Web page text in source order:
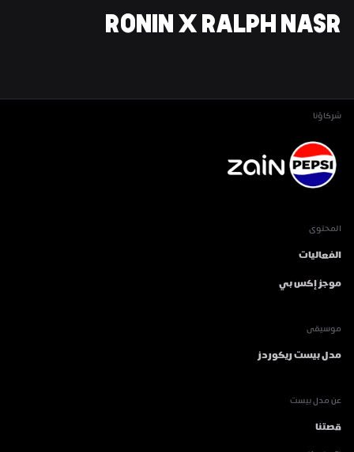
RONIN X RALPH NASR
شركاؤنا
المحتوى
الفعاليات
موجز إكس بي
موسيقى
مدل بيست ريكوردز
عن مدل بيست
قصتنا